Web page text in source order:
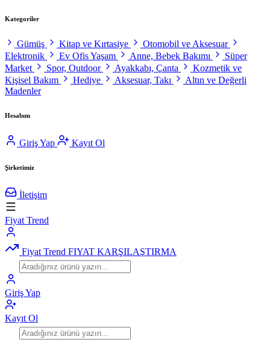
Kategoriler
Gümüş Kitap ve Kırtasiye
Otomobil ve Aksesuar
Elektronik
Ev Ofis Yaşam Anne, Bebek Bakımı
Süper
Market
Spor, Outdoor Ayakkabı, Çanta
Kozmetik ve
Kişisel Bakım
Hediye Aksesuar, Takı
Altın ve Değerli
Madenler
Hesabım
Giriş Yap Kayıt Ol
Şirketimiz
İletişim
Fiyat Trend
Fiyat Trend FIYAT KARŞILAŞTIRMA
Giriş Yap
Kayıt Ol